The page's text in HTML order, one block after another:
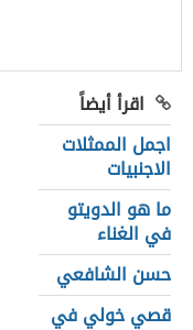
اقرأ أيضاً
اجمل الممثلات
الاجنبيات
ما هو الدويتو
في الغناء
حسن الشافعي
قصي خولي في